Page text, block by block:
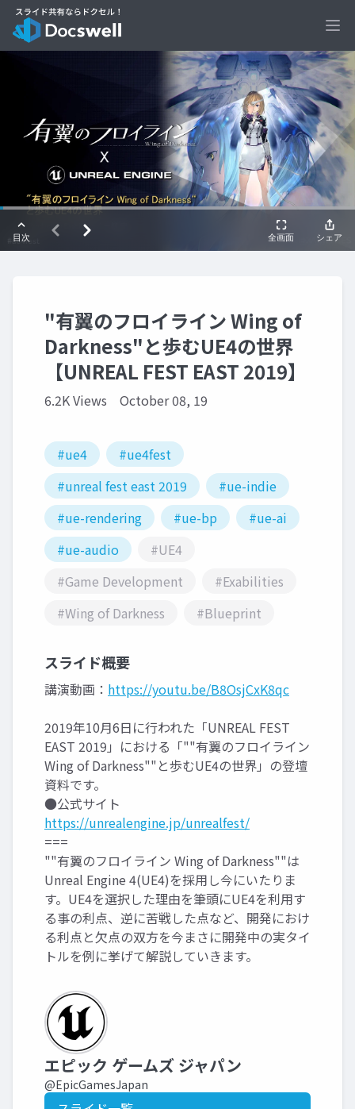
"有翼のフロイライン Wing of
Darkness"と歩むUE4の世界
【UNREAL FEST EAST 2019】
6.2K Views October 08, 19
#ue4
#ue4fest
#unreal fest east 2019
#ue-indie
#ue-rendering
#ue-bp
#ue-ai
#ue-audio
#UE4
#Game Development
#Exabilities
#Wing of Darkness
#Blueprint
スライド概要
講演動画： https://youtu.be/B8OsjCxK8qc
2019年10月6日に行われた「UNREAL FEST
EAST 2019」における「""有翼のフロイライン
Wing of Darkness""と歩むUE4の世界」の登壇
資料です。
●公式サイト
https://unrealengine.jp/unrealfest/
===
""有翼のフロイライン Wing of Darkness""は
Unreal Engine 4(UE4)を採用し今にいたりま
す。UE4を選択した理由を筆頭にUE4を利用す
る事の利点、逆に苦戦した点など、開発におけ
る利点と欠点の双方を今まさに開発中の実タイ
トルを例に挙げて解説していきます。
エピック ゲームズ ジャパン
@EpicGamesJapan